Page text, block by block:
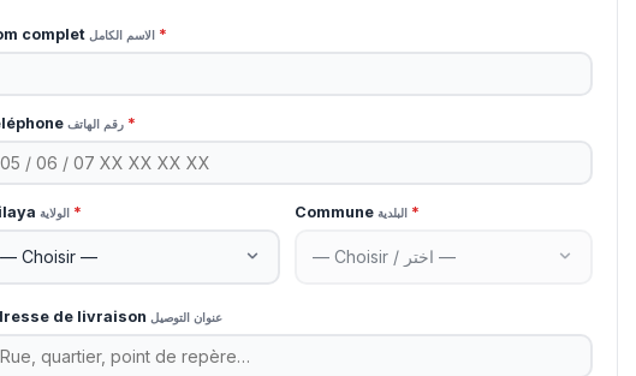
complet الاسم الكامل *
رقم الهاتف *
الولاية * Commune البلدية *
de livraison عنوان التوصيل